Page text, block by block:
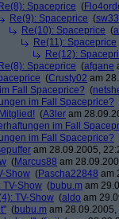
Re(8): Spaceprice (
Re(9): Spaceprice (
Re(10): Spaceprice (
Re(11): Spaceprice
Re(12):
Re(8): Spaceprice (afgane
(Crusty02 am
Fall Spaceprice? (
im Fall Spaceprice?
(A3ler am
im Fall
im Fall Spaceprice?
am 28.09.2005,
(Marcus88 am
Show (Pascha22848 am
TV-Show (bubu.m am
TV-Show (aldo am
(bubu.m am 28.09.2005,